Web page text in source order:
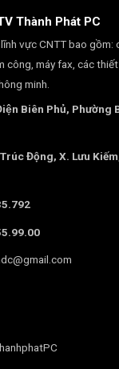
Thành Phát PC
vực CNTT bao
công, máy fax, các
minh.
Biên Phủ, Phường
Động, X. Lưu